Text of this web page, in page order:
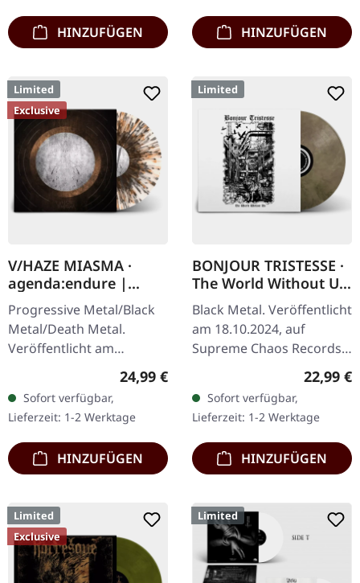
HINZUFÜGEN HINZUFÜGEN
Limited
Exclusive
V/HAZE MIASMA ·
agenda:endure |
SPLATTER LP
Progressive Metal/Black
Metal/Death Metal.
Veröffentlicht am
08.12.2023, auf Supreme
Chaos Records. SCR
Exklusives Ultra
Clear/Silber/Gold/Schwar
z…
Regulärer Preis:
24,99 €
Sofort verfügbar,
Lieferzeit: 1-2 Werktage
HINZUFÜGEN
Limited
BONJOUR TRISTESSE ·
The World Without Us
| ECO RECYCLE LP
Black Metal. Veröffentlicht
am 18.10.2024, auf
Supreme Chaos Records.
Eco Recycle Vinyl mit
Insert, die Farbe kann
variieren, limitiert auf
100…
22,99 €
Sofort verfügbar,
Lieferzeit: 1-2 Werktage
HINZUFÜGEN
Limited
Exclusive
Limited